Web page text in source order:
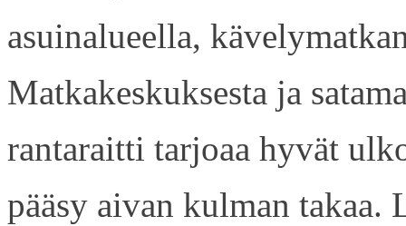
asuinalueella,
Matkakeskuksesta ja
rantaraitti tarjoaa hyvät
pääsy aivan kulman